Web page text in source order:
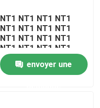
NT1 NT1 NT1 NT1
NT1 NT1 NT1 NT1
NT1 NT1 NT1 NT1
NT1 NT1 NT1 NT1
NT1 NT1 NT1
envoyer une